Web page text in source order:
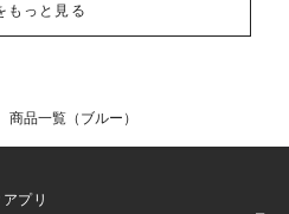
もっと見る
商品一覧（ブルー）
プリ